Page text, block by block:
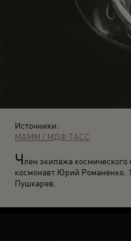
Источники:
МАММ / МДФ ТАСС
Член экипажа
космонавт Юрий Романенко.
Пушкарев.